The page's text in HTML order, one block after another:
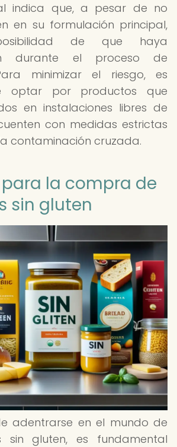
indica que, a pesar de no
en su formulación principal,
de que haya
durante el proceso de
minimizar el riesgo, es
optar por productos que
en instalaciones libres de
con medidas estrictas
contaminación cruzada.
la compra de
sin gluten
adentrarse en el mundo de
sin gluten, es fundamental